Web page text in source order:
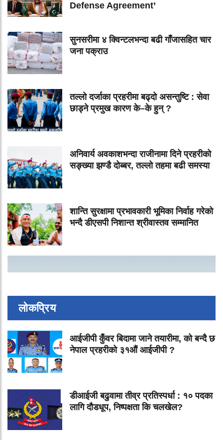
Defense Agreement’
सुनसरीमा ४ क्विन्टलभन्दा बढी गाँजासहित चार
जना पक्राउ
तल्लो दर्जाका प्रहरीमा बढ्दो असन्तुष्टि : सेवा
छाड्ने प्रमुख कारण के–के हुन् ?
अनिवार्य अवकाशभन्दा राजीनामा दिने प्रहरीको
सङ्ख्या झण्डै दोब्बर, तल्लो तहमा बढी समस्या
शान्ति सुरक्षामा प्रभावकारी भूमिका निर्वाह गरेको
भन्दै डीएसपी निशान्त श्रीवास्तव सम्मानित
लोकप्रिय
आईजीपी कुँवर बिदामा जाने तयारीमा, को बन्दै छ
नेपाल प्रहरीको ३१औं आईजीपी ?
डीआईजी बढुवामा तीव्र प्रतिस्पर्धा : १० पदका
लागि दौडधूप, निष्पक्षता कि चलखेल?